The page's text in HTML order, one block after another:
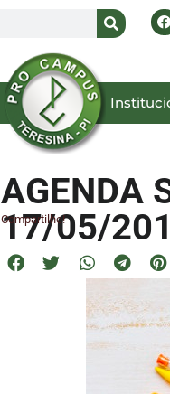
Inicial
AGENDA
17/05/
Compartilhe!